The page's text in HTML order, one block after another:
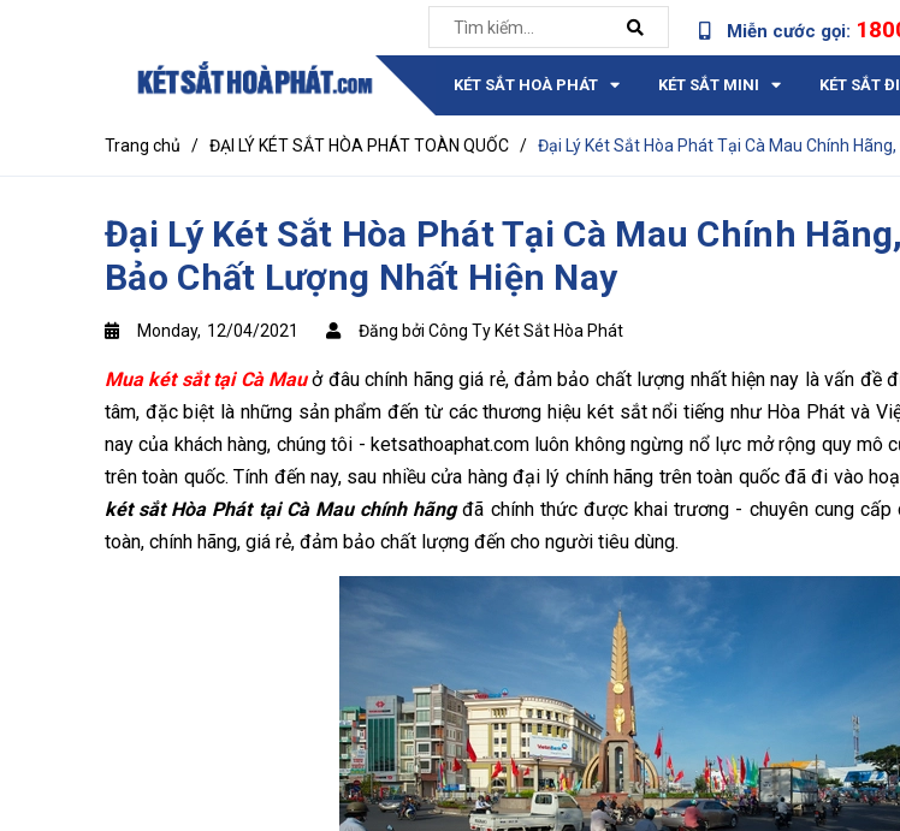
Miễn cước gọi:
KÉT SẮT HOÀ PHÁT KÉT SẮT MINI KÉT SẮT
Trang chủ / ĐẠI LÝ KÉT SẮT HÒA PHÁT TOÀN QUỐC / Đại Lý Két Sắt Hòa Phát Tại Cà Mau Chính
Đại Lý Két Sắt Hòa Phát Tại Cà Mau Chính
Bảo Chất Lượng Nhất Hiện Nay
Monday, 12/04/2021 Đăng bởi Công Ty Két Sắt Hòa Phát
Mua két sắt tại Cà Mau ở đâu chính hãng giá rẻ, đảm bảo chất lượng nhất hiện nay là vấn đề
tâm, đặc biệt là những sản phẩm đến từ các thương hiệu két sắt nổi tiếng như Hòa Phát và
nay của khách hàng, chúng tôi - ketsathoaphat.com luôn không ngừng nổ lực mở rộng quy mô
trên toàn quốc. Tính đến nay, sau nhiều cửa hàng đại lý chính hãng trên toàn quốc đã đi vào
két sắt Hòa Phát tại Cà Mau chính hãngđã chính thức được khai trương - chuyên cung cấp
toàn, chính hãng, giá rẻ, đảm bảo chất lượng đến cho người tiêu dùng.